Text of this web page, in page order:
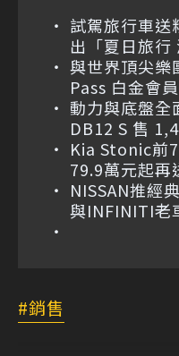
試駕旅行車送
出「夏日旅行
與世界頂尖
Pass 白金會
動力與底盤
DB12 S 售
Kia Stonic前
79.9萬元起再
NISSAN推經
與INFINITI老
銷售